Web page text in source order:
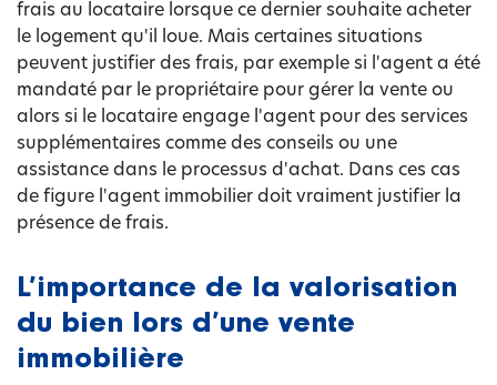
frais au locataire lorsque ce dernier souhaite acheter
le logement qu'il loue. Mais certaines situations
peuvent justifier des frais, par exemple si l'agent a été
mandaté par le propriétaire pour gérer la vente ou
alors si le locataire engage l'agent pour des services
supplémentaires comme des conseils ou une
assistance dans le processus d'achat. Dans ces cas
de figure l'agent immobilier doit vraiment justifier la
présence de frais.
L’importance de la valorisation
du bien lors d’une vente
immobilière